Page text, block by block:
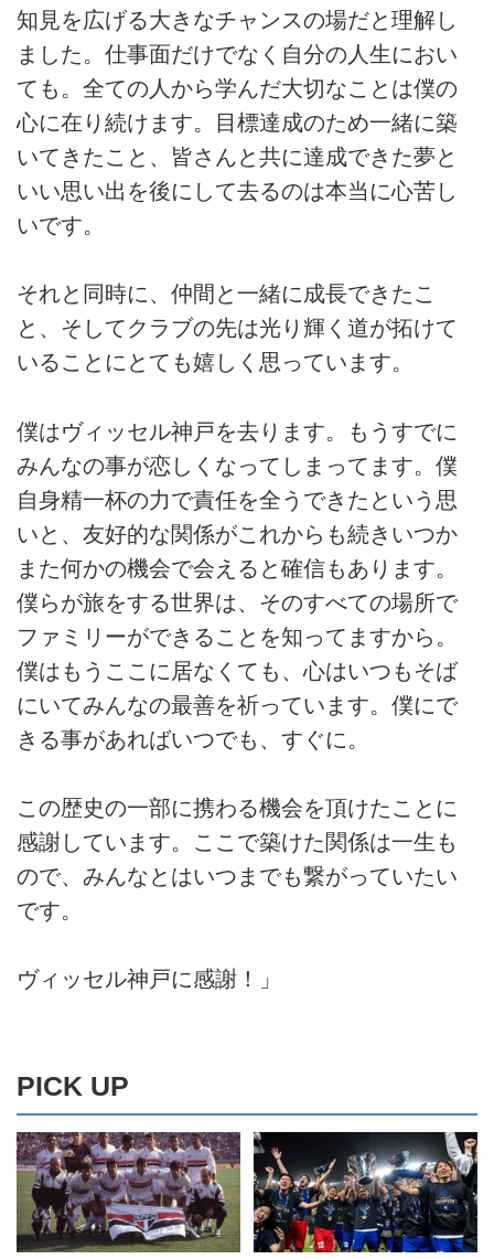
知見を広げる大きなチャンスの場だと理解し
ました。仕事面だけでなく自分の人生におい
ても。全ての人から学んだ大切なことは僕の
心に在り続けます。目標達成のため一緒に築
いてきたこと、皆さんと共に達成できた夢と
いい思い出を後にして去るのは本当に心苦し
いです。
それと同時に、仲間と一緒に成長できたこ
と、そしてクラブの先は光り輝く道が拓けて
いることにとても嬉しく思っています。
僕はヴィッセル神戸を去ります。もうすでに
みんなの事が恋しくなってしまってます。僕
自身精一杯の力で責任を全うできたという思
いと、友好的な関係がこれからも続きいつか
また何かの機会で会えると確信もあります。
僕らが旅をする世界は、そのすべての場所で
ファミリーができることを知ってますから。
僕はもうここに居なくても、心はいつもそば
にいてみんなの最善を祈っています。僕にで
きる事があればいつでも、すぐに。
この歴史の一部に携わる機会を頂けたことに
感謝しています。ここで築けた関係は一生も
ので、みんなとはいつまでも繋がっていたい
です。
ヴィッセル神戸に感謝！」
PICK UP